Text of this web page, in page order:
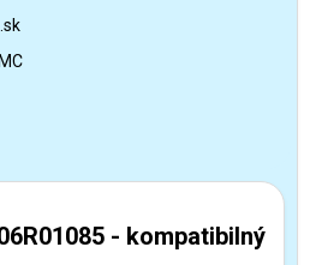
- kompatibilný